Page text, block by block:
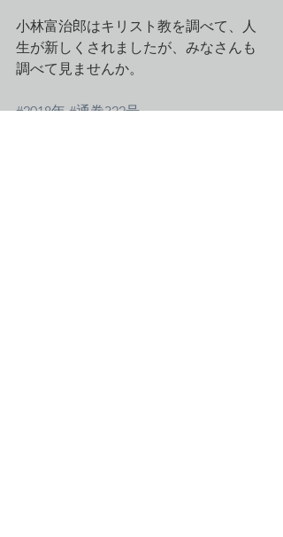
小林富治郎はキリスト教を調べて、人
生が新しくされましたが、みなさんも
調べて見ませんか。
#2018年 #通巻322号